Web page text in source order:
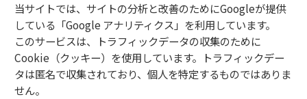
当サイトでは、サイトの分析と改善のためにGoogleが提供
している「Google アナリティクス」を利用しています。
このサービスは、トラフィックデータの収集のために
Cookie（クッキー）を使用しています。トラフィックデー
タは匿名で収集されており、個人を特定するものではありま
せん。